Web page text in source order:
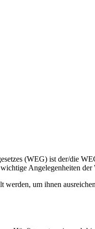
(WEG) ist der/die
Angelegenheiten
um ihnen